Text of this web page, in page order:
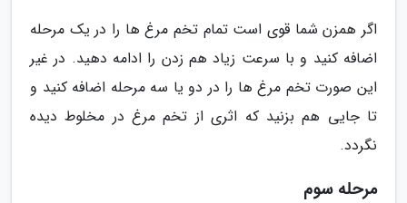
اگر همزن شما قوی است تمام تخم مرغ ها را در یک مرحله
اضافه کنید و با سرعت زیاد هم زدن را ادامه دهید. در غیر
این صورت تخم مرغ ها را در دو یا سه مرحله اضافه کنید و
تا جایی هم بزنید که اثری از تخم مرغ در مخلوط دیده
نگردد.
مرحله سوم